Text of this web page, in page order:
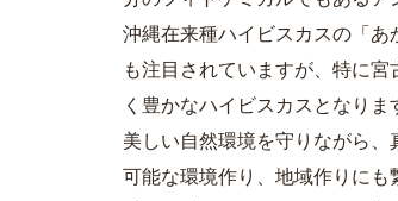
沖縄在来種ハイビスカスの「
も注目されていますが、特に
く豊かなハイビスカスとなりま
美しい自然環境を守りながら
可能な環境作り、地域作りにも